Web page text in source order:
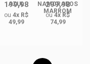
AZUL
199,98
ou 4x R$
49,99
NAMORADOS
MARROM
299,98
ou4x R$
74,99